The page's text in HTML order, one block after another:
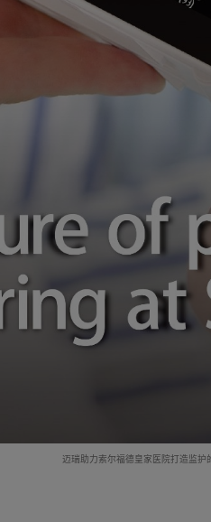
迈瑞助力索尔福德皇家医院打造监护